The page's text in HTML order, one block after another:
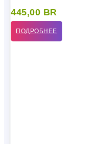
445,00 BR
ПОДРОБНЕЕ